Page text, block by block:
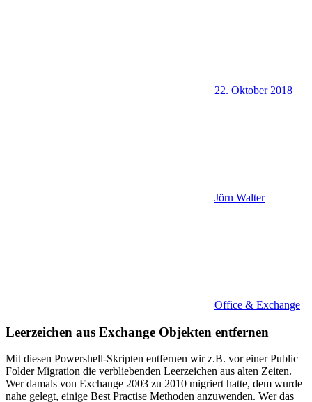
22. Oktober 2018
Jörn Walter
Office & Exchange
Leerzeichen aus Exchange Objekten entfernen
Mit diesen Powershell-Skripten entfernen wir z.B. vor einer Public
Folder Migration die verbliebenden Leerzeichen aus alten Zeiten.
Wer damals von Exchange 2003 zu 2010 migriert hatte, dem wurde
nahe gelegt, einige Best Practise Methoden anzuwenden. Wer das